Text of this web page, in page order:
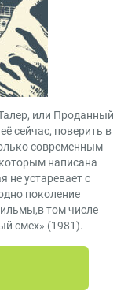
или Проданный
сейчас, поверить в
современным
написана
не устаревает с
поколение
том числе
смех» (1981).